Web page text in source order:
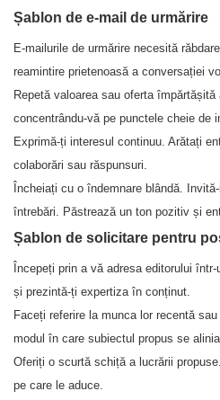
Șablon de e-mail de urmărire
E-mailurile de urmărire necesită
reamintire prietenoasă a conversației
Repetă valoarea sau oferta
concentrându-vă pe punctele cheie de
Exprimă-ți interesul continuu. Arătați
colaborări sau răspunsuri.
Încheiați cu o îndemnare blândă.
întrebări. Păstrează un ton pozitiv și
Șablon de solicitare pentru
Începeți prin a vă adresa editorului
și prezintă-ți expertiza în conținut.
Faceți referire la munca lor recentă
modul în care subiectul propus se
Oferiți o scurtă schiță a lucrării
pe care le aduce.